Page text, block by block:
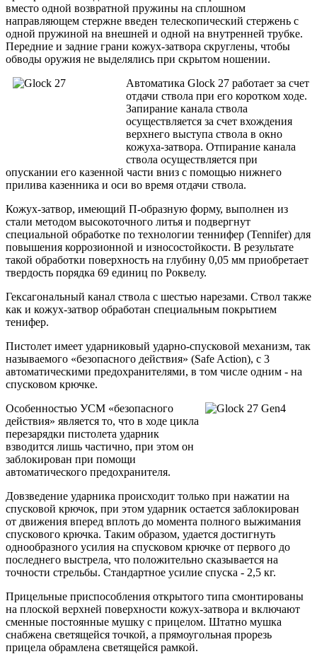
вместо одной возвратной пружины на сплошном
направляющем стержне введен телескопический стержень с
одной пружиной на внешней и одной на внутренней трубке.
Передние и задние грани кожух-затвора скруглены, чтобы
обводы оружия не выделялись при скрытом ношении.
Автоматика Glock 27 работает за счет
отдачи ствола при его коротком ходе.
Запирание канала ствола
осуществляется за счет вхождения
верхнего выступа ствола в окно
кожуха-затвора. Отпирание канала
ствола осуществляется при
опускании его казенной части вниз с помощью нижнего
прилива казенника и оси во время отдачи ствола.
Кожух-затвор, имеющий П-образную форму, выполнен из
стали методом высокоточного литья и подвергнут
специальной обработке по технологии теннифер (Tennifer) для
повышения коррозионной и износостойкости. В результате
такой обработки поверхность на глубину 0,05 мм приобретает
твердость порядка 69 единиц по Роквелу.
Гексагональный канал ствола с шестью нарезами. Ствол также
как и кожух-затвор обработан специальным покрытием
тенифер.
Пистолет имеет ударниковый ударно-спусковой механизм, так
называемого «безопасного действия» (Safe Action), с 3
автоматическими предохранителями, в том числе одним - на
спусковом крючке.
Особенностью УСМ «безопасного
действия» является то, что в ходе цикла
перезарядки пистолета ударник
взводится лишь частично, при этом он
заблокирован при помощи
автоматического предохранителя.
Довзведение ударника происходит только при нажатии на
спусковой крючок, при этом ударник остается заблокирован
от движения вперед вплоть до момента полного выжимания
спускового крючка. Таким образом, удается достигнуть
однообразного усилия на спусковом крючке от первого до
последнего выстрела, что положительно сказывается на
точности стрельбы. Стандартное усилие спуска - 2,5 кг.
Прицельные приспособления открытого типа смонтированы
на плоской верхней поверхности кожух-затвора и включают
сменные постоянные мушку с прицелом. Штатно мушка
снабжена светящейся точкой, а прямоугольная прорезь
прицела обрамлена светящейся рамкой.